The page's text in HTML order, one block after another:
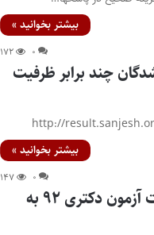
بیشتر بخوانید »
۰ ۱۷۲
چند برابر ظرفیت
بیشتر بخوانید »
۰ ۱۴۷
با تشریح ضرایب و نحوه گزینش آزمون دکتری ۹۲ تغییرات آزمون دکتری ۹۲ به